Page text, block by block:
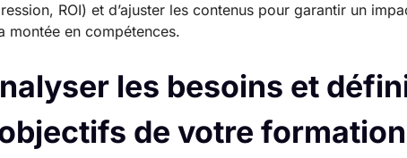
ROI) et d’ajuster les contenus pour garantir un
montée en compétences.
les besoins et
de votre